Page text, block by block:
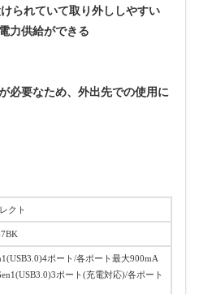
けられていて取り外ししやすい
力供給ができる
必要なため、外出先での使用に
クト
ポート/各ポート最大900mA
ポート(充電対応)/各ポート